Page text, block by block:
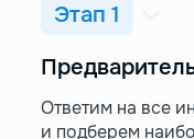
Этап 1
Ответим на все
и подберем